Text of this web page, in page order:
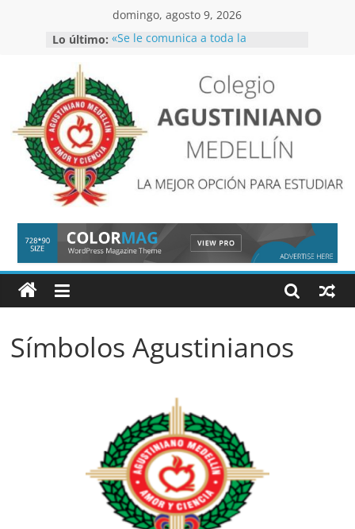
contenido
domingo, agosto 9, 2026
Lo último: «Se le comunica a toda la
simulacro de evacuación se llevará
a cabo entre el 01 y 05 de junio
CIRCULAR CATEDRA SOCIO-
EMOCIONAL
Inscripciones 2027
Inscripciones
COLEGIO
AGUSTINIANO
MEDELLIN
LA
MEJOR
PARA
ESTUDIAR
Símbolos Agustinianos